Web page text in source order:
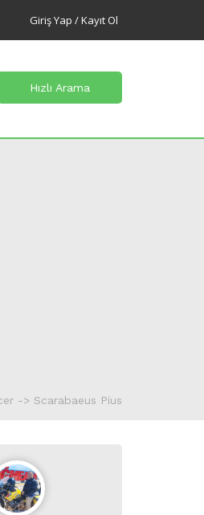
Giriş Yap / Kayıt Ol
Hızlı Arama
-> Scarabaeus Pius